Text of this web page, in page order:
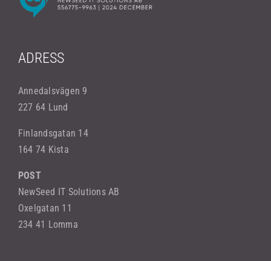
ADRESS
Annedalsvägen 9
227 64 Lund
Finlandsgatan 14
164 74 Kista
POST
NewSeed IT Solutions AB
Oxelgatan 11
234 41 Lomma